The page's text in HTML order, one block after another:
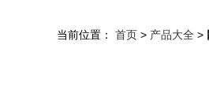
当前位置： 首页 > 产品大全 >